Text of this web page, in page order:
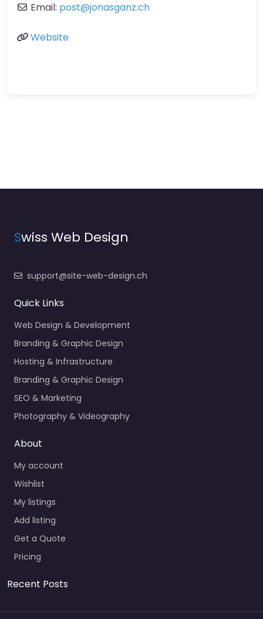
Email: post@jonasganz.ch
Website
Swiss Web Design
support@site-web-design.ch
Quick Links
Web Design & Development
Branding & Graphic Design
Hosting & Infrastructure
Branding & Graphic Design
SEO & Marketing
Photography & Videography
About
My account
Wishlist
My listings
Add listing
Get a Quote
Pricing
Recent Posts